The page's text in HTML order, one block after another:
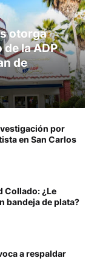
otorga
la ADP
de
por
en San Carlos
Collado: ¿Le
bandeja de plata?
a respaldar